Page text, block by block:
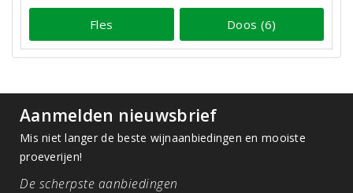
Fles Doos (6)
Aanmelden nieuwsbrief
Mis niet langer de beste wijnaanbiedingen en mooiste
proeverijen!
De scherpste aanbiedingen